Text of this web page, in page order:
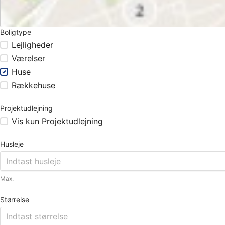
Boligtype
Lejligheder
Værelser
Huse
Rækkehuse
Projektudlejning
Vis kun Projektudlejning
Husleje
Max.
Størrelse